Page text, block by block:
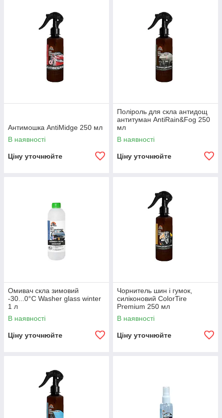
Антимошка AntiMidge 250 мл
В наявності
Ціну уточнюйте
Поліроль для скла антидощ
антитуман AntiRain&Fog 250
мл
В наявності
Ціну уточнюйте
Омивач скла зимовий
-30...0°С Washer glass winter
1 л
В наявності
Ціну уточнюйте
Чорнитель шин і гумок,
силіконовий ColorTire
Premium 250 мл
В наявності
Ціну уточнюйте